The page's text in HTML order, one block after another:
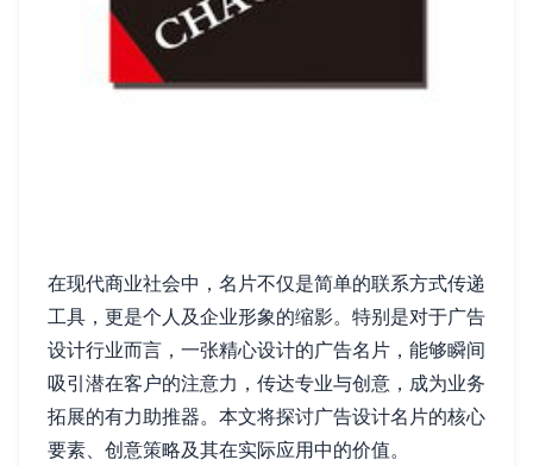
在现代商业社会中，名片不仅是简单的联系方式传递
工具，更是个人及企业形象的缩影。特别是对于广告
设计行业而言，一张精心设计的广告名片，能够瞬间
吸引潜在客户的注意力，传达专业与创意，成为业务
拓展的有力助推器。本文将探讨广告设计名片的核心
要素、创意策略及其在实际应用中的价值。